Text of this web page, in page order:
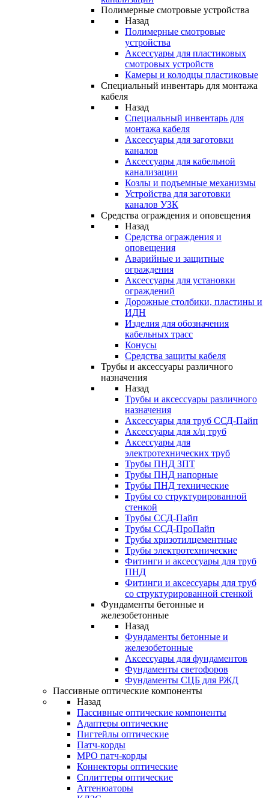
Полимерные смотровые устройства
Назад
Полимерные смотровые
устройства
Аксессуары для пластиковых
смотровых устройств
Камеры и колодцы пластиковые
Специальный инвентарь для монтажа
кабеля
Назад
Специальный инвентарь для
монтажа кабеля
Аксессуары для заготовки
каналов
Аксессуары для кабельной
канализации
Козлы и подъемные механизмы
Устройства для заготовки
каналов УЗК
Средства ограждения и оповещения
Назад
Средства ограждения и
оповещения
Аварийные и защитные
ограждения
Аксессуары для установки
ограждений
Дорожные столбики, пластины и
ИДН
Изделия для обозначения
кабельных трасс
Конусы
Средства защиты кабеля
Трубы и аксессуары различного
назначения
Назад
Трубы и аксессуары различного
назначения
Аксессуары для труб ССД-Пайп
Аксессуары для х/ц труб
Аксессуары для
электротехнических труб
Трубы ПНД ЗПТ
Трубы ПНД напорные
Трубы ПНД технические
Трубы со структурированной
стенкой
Трубы ССД-Пайп
Трубы ССД-ПроПайп
Трубы хризотилцементные
Трубы электротехнические
Фитинги и аксессуары для труб
ПНД
Фитинги и аксессуары для труб
со структурированной стенкой
Фундаменты бетонные и
железобетонные
Назад
Фундаменты бетонные и
железобетонные
Аксессуары для фундаментов
Фундаменты светофоров
Фундаменты СЦБ для РЖД
Пассивные оптические компоненты
Назад
Пассивные оптические компоненты
Адаптеры оптические
Пигтейлы оптические
Патч-корды
MPO патч-корды
Коннекторы оптические
Сплиттеры оптические
Аттенюаторы